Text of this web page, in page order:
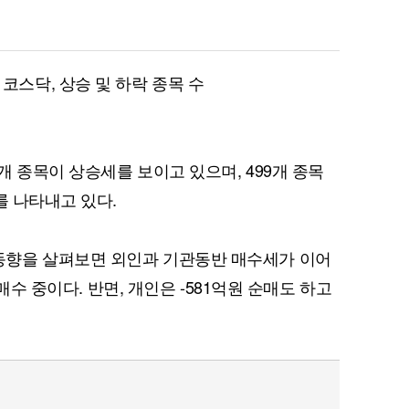
스닥, 상승 및 하락 종목 수
종목이 상승세를 보이고 있으며, 499개 종목
나타내고 있다.
을 살펴보면 외인과 기관동반 매수세가 이어
중이다. 반면, 개인은 -581억원 순매도 하고